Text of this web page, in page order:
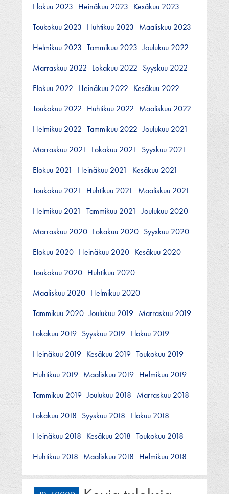
Elokuu 2023 Heinäkuu 2023 Kesäkuu 2023
Toukokuu 2023 Huhtikuu 2023 Maaliskuu 2023
Helmikuu 2023 Tammikuu 2023 Joulukuu 2022
Marraskuu 2022 Lokakuu 2022 Syyskuu 2022
Elokuu 2022 Heinäkuu 2022 Kesäkuu 2022
Toukokuu 2022 Huhtikuu 2022 Maaliskuu 2022
Helmikuu 2022 Tammikuu 2022 Joulukuu 2021
Marraskuu 2021
Lokakuu 2021
Syyskuu 2021
Elokuu 2021
Heinäkuu 2021
Kesäkuu 2021
Toukokuu 2021
Huhtikuu 2021
Maaliskuu 2021
Helmikuu 2021
Tammikuu 2021
Joulukuu 2020
Marraskuu 2020 Lokakuu 2020 Syyskuu 2020
Elokuu 2020 Heinäkuu 2020 Kesäkuu 2020
Toukokuu 2020 Huhtikuu 2020
Maaliskuu 2020 Helmikuu 2020
Tammikuu 2020 Joulukuu 2019 Marraskuu 2019
Lokakuu 2019 Syyskuu 2019 Elokuu 2019
Heinäkuu 2019 Kesäkuu 2019 Toukokuu 2019
Huhtikuu 2019 Maaliskuu 2019 Helmikuu 2019
Tammikuu 2019 Joulukuu 2018 Marraskuu 2018
Lokakuu 2018 Syyskuu 2018 Elokuu 2018
Heinäkuu 2018 Kesäkuu 2018 Toukokuu 2018
Huhtikuu 2018 Maaliskuu 2018 Helmikuu 2018